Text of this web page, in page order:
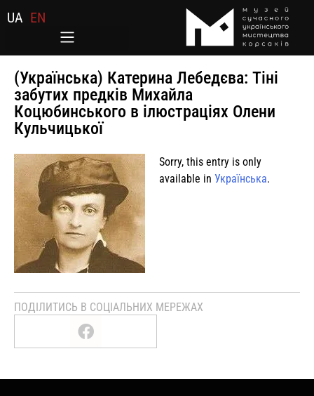
UA EN
(Українська) Катерина Лебедєва: Тіні
забутих предків Михайла
Коцюбинського в ілюстраціях Олени
Кульчицької
Sorry, this entry is only
available in Українська.
ПОДІЛИТИСЬ В СОЦІАЛЬНИХ МЕРЕЖАХ